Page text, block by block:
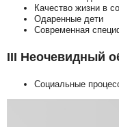
Качество жизни в
Одаренные дети
Современная
III Неочевидный
Социальные